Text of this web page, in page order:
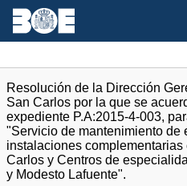
Resolución de la Dirección
San Carlos por la que se
expediente P.A:2015-4-003,
"Servicio de mantenimiento de
instalaciones
Carlos y Centros de
y Modesto Lafuente".